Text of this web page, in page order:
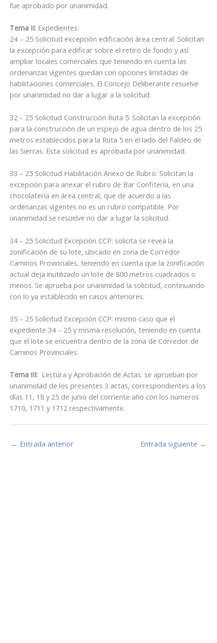
fue aprobado por unanimidad.
Tema II: Expedientes:
24 .- 25 Solicitud excepción edificación área central: Solicitan
la excepción para edificar sobre el retiro de fondo y así
ampliar locales comerciales que teniendo en cuenta las
ordenanzas vigentes quedan con opciones limitadas de
habilitaciones comerciales. El Concejo Deliberante resuelve
por unanimidad no dar a lugar a la solicitud.
32 – 25 Solicitud Construcción Ruta 5: Solicitan la excepción
para la construcción de un espejo de agua dentro de los 25
metros establecidos para la Ruta 5 en el lado del Faldeo de
las Sierras. Esta solicitud es aprobada por unanimidad.
33 – 25 Solicitud Habilitación Anexo de Rubro: Solicitan la
excepción para anexar el rubro de Bar Confitería, en una
chocolatería en área central, que de acuerdo a las
ordenanzas vigentes no es un rubro compatible. Por
unanimidad se resuelve no dar a lugar la solicitud.
34 – 25 Solicitud Excepción CCP: solicita se revea la
zonificación de su lote, ubicado en zona de Corredor
Caminos Provinciales, teniendo en cuenta que la zonificación
actual deja inutilizado un lote de 800 metros cuadrados o
menos. Se aprueba por unanimidad la solicitud, continuando
con lo ya establecido en casos anteriores.
35 – 25 Solicitud Excepción CCP: mismo caso que el
expediente 34 – 25 y misma resolución, teniendo en cuenta
que el lote se encuentra dentro de la zona de Corredor de
Caminos Provinciales.
Tema III: Lectura y Aprobación de Actas: se aprueban por
unanimidad de los presentes 3 actas, correspondientes a los
días 11, 18 y 25 de junio del corriente año con los números
1710, 1711 y 1712 respectivamente.
← Entrada anterior Entrada siguiente →